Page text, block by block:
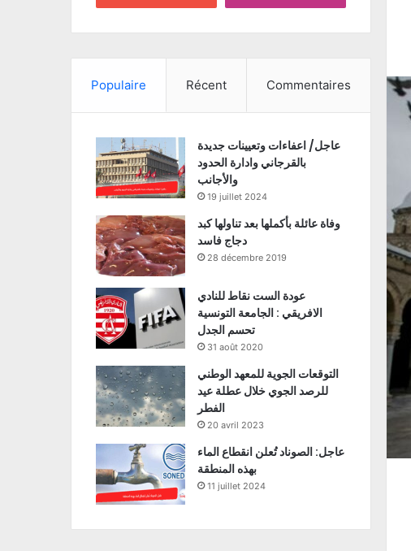
Populaire Récent Commentaires
عاجل/ اعفاءات وتعيينات جديدة
بالقرجاني وادارة الحدود
والأجانب
19 juillet 2024
وفاة عائلة بأكملها بعد تناولها كبد
دجاج فاسد
28 décembre 2019
عودة الست نقاط للنادي
الافريقي : الجامعة التونسية
تحسم الجدل
31 août 2020
التوقعات الجوية للمعهد الوطني
للرصد الجوي خلال عطلة عيد
الفطر
20 avril 2023
عاجل: الصوناد تُعلن انقطاع الماء
بهذه المنطقة
11 juillet 2024